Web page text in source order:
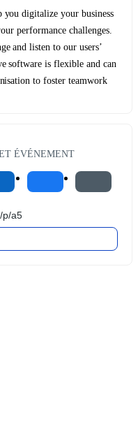
you digitalize your business
performance challenges.
and listen to our users’
software is flexible and can
to foster teamwork
ÉVÉNEMENT